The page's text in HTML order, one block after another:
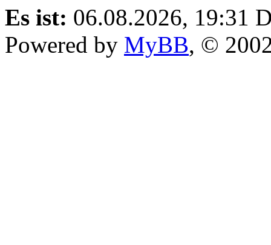
Es ist: 06.08.2026, 19:31
Powered by MyBB, ©